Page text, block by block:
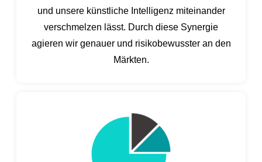
und unsere künstliche Intelligenz miteinander
verschmelzen lässt. Durch diese Synergie
agieren wir genauer und risikobewusster an den
Märkten.